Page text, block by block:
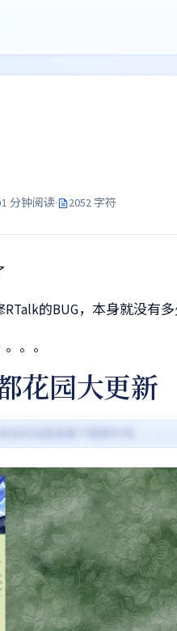
1 分钟阅读· 2052 字符
的BUG，本身就没有
。。
花园大更新